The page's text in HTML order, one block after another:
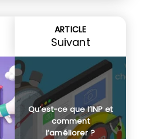
ARTICLE
Suivant
Qu’est-ce que l’INP et
comment
l’améliorer ?